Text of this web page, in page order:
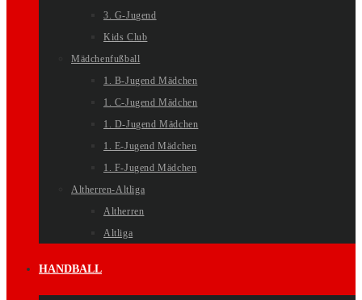
3. G-Jugend
Kids Club
Mädchenfußball
1. B-Jugend Mädchen
1. C-Jugend Mädchen
1. D-Jugend Mädchen
1. E-Jugend Mädchen
1. F-Jugend Mädchen
Altherren-Altliga
Altherren
Altliga
HANDBALL